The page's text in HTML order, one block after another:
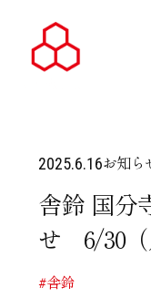
2025.6.16お知ら
舎鈴 国分
せ 6/30（
#舎鈴